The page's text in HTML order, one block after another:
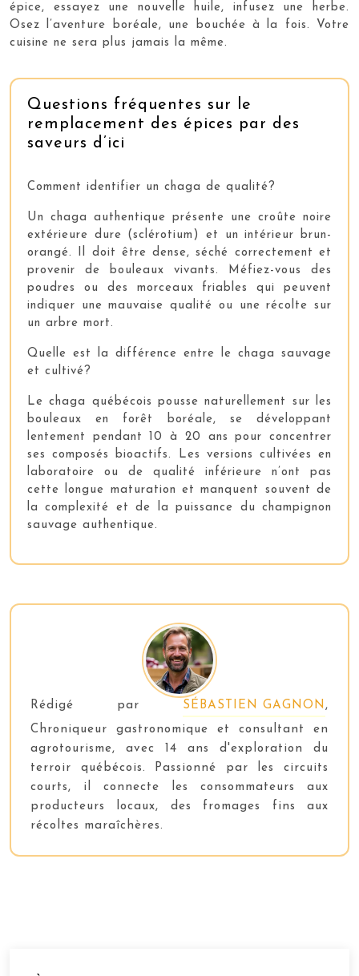
épice, essayez une nouvelle huile, infusez une herbe.
Osez l’aventure boréale, une bouchée à la fois. Votre
cuisine ne sera plus jamais la même.
Questions fréquentes sur le
remplacement des épices par des
saveurs d’ici
Comment identifier un chaga de qualité?
Un chaga authentique présente une croûte noire
extérieure dure (sclérotium) et un intérieur brun-
orangé. Il doit être dense, séché correctement et
provenir de bouleaux vivants. Méfiez-vous des
poudres ou des morceaux friables qui peuvent
indiquer une mauvaise qualité ou une récolte sur
un arbre mort.
Quelle est la différence entre le chaga sauvage
et cultivé?
Le chaga québécois pousse naturellement sur les
bouleaux en forêt boréale, se développant
lentement pendant 10 à 20 ans pour concentrer
ses composés bioactifs. Les versions cultivées en
laboratoire ou de qualité inférieure n’ont pas
cette longue maturation et manquent souvent de
la complexité et de la puissance du champignon
sauvage authentique.
Rédigé par SÉBASTIEN GAGNON ,
Chroniqueur gastronomique et consultant en
agrotourisme, avec 14 ans d'exploration du
terroir québécois. Passionné par les circuits
courts, il connecte les consommateurs aux
producteurs locaux, des fromages fins aux
récoltes maraîchères.